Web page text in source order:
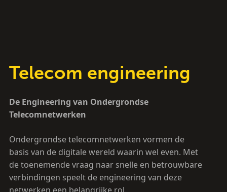
Telecom engineering
De Engineering van Ondergrondse
Telecomnetwerken
Ondergrondse telecomnetwerken vormen de
basis van de digitale wereld waarin wel even. Met
de toenemende vraag naar snelle en betrouwbare
verbindingen speelt de engineering van deze